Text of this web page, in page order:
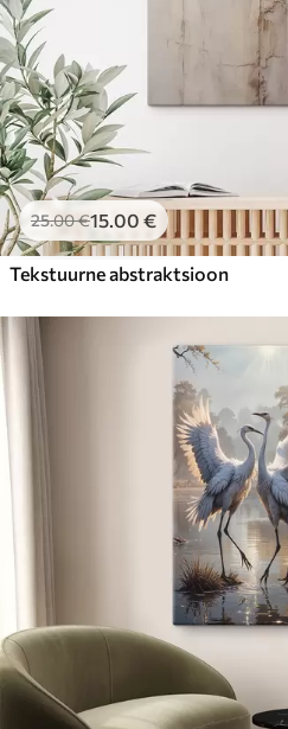
25.00€15.00 €
Tekstuurne abstraktsioon